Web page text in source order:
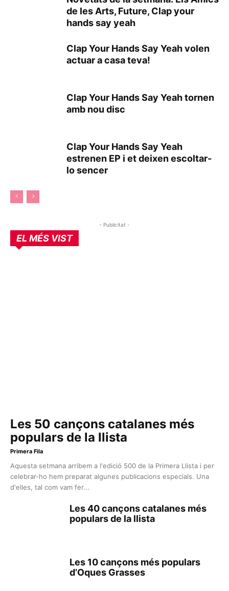
de les Arts, Future, Clap your
hands say yeah
Clap Your Hands Say Yeah volen
actuar a casa teva!
Clap Your Hands Say Yeah tornen
amb nou disc
Clap Your Hands Say Yeah
estrenen EP i et deixen escoltar-
lo sencer
- Publicitat -
EL MÉS VIST
Les 50 cançons catalanes més
populars de la llista
Primera Fila
Aquesta setmana arribem a l'edició 500 de la Primera Llista i per
celebrar-ho hem preparat algunes publicacions especials. Una
d'elles, tal com vam fer...
Les 40 cançons catalanes més
populars de la llista
Les 10 cançons més populars
d’Oques Grasses